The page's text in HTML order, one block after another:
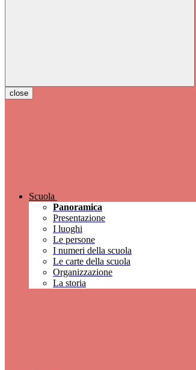
close
Scuola
Panoramica
Presentazione
I luoghi
Le persone
I numeri della scuola
Le carte della scuola
Organizzazione
La storia